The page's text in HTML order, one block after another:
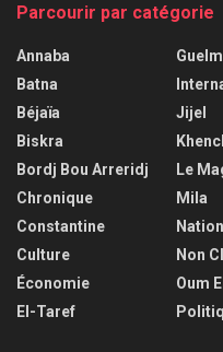
Parcourir par catégorie
Annaba
Batna
Béjaïa
Biskra
Bordj Bou Arreridj
Chronique
Constantine
Culture
Économie
El-Taref
Jijel
Le
Mila
Non
Oum